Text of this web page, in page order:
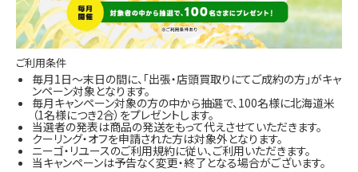
ご利用条件
毎月1日～末日の間に、「出張・店頭買取りにてご成約の方」がキャ
ンペーン対象となります。
毎月キャンペーン対象の方の中から抽選で、100名様に北海道米
（1名様につき2合）をプレゼントします。
当選者の発表は商品の発送をもって代えさせていただきます。
クーリング・オフを申請された方は対象外となります。
ニーゴ・リユースのご利用規約に従い、ご利用いただきます。
当キャンペーンは予告なく変更・終了となる場合がございます。